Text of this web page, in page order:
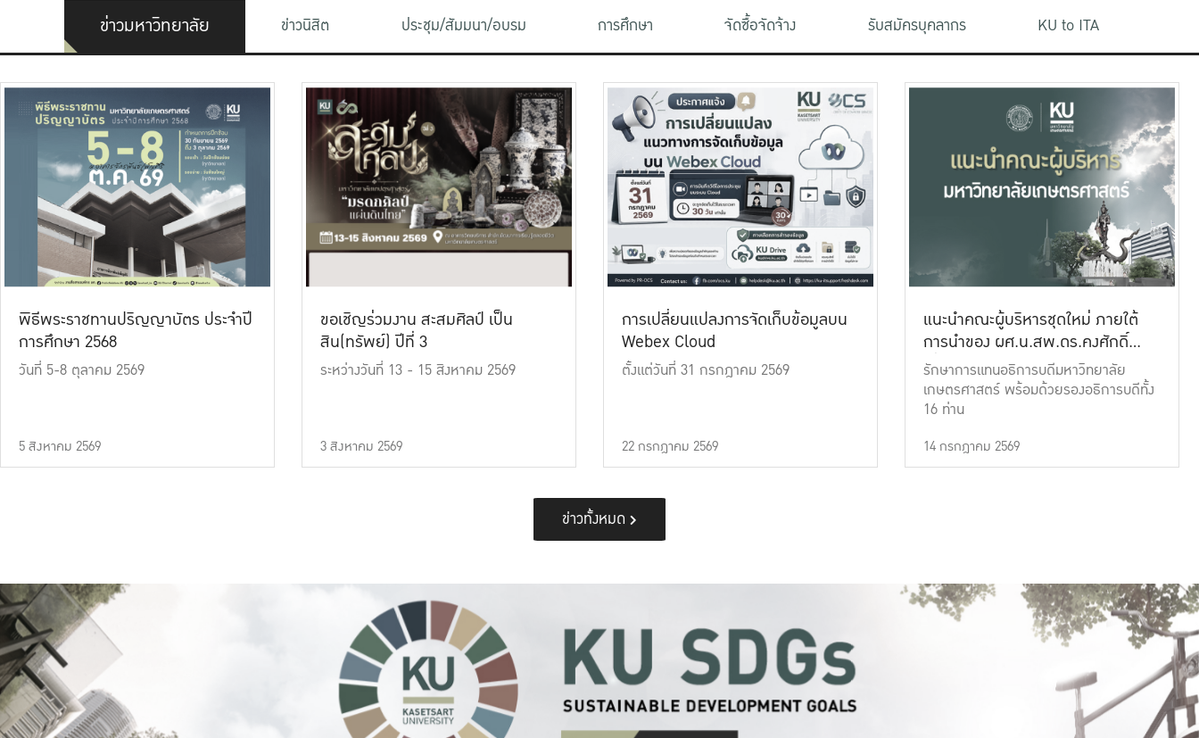
ข่าวมหาวิทยาลัย ข่าวนิสิต ประชุม/สัมมนา/อบรม การศึกษา จัดซื้อจัดจ้าง รับสมัครบุคลากร KU to ITA
พิธีพระราชทานปริญญาบัตร ประจำปี
การศึกษา 2568
วันที่ 5-8 ตุลาคม 2569
5 สิงหาคม 2569
ขอเชิญร่วมงาน สะสมศิลป์ เป็น
สิน(ทรัพย์) ปีที่ 3
ระหว่างวันที่ 13 - 15 สิงหาคม 2569
3 สิงหาคม 2569
การเปลี่ยนแปลงการจัดเก็บข้อมูลบน
Webex Cloud
ตั้งแต่วันที่ 31 กรกฎาคม 2569
22 กรกฎาคม 2569
แนะนำคณะผู้บริหารชุดใหม่ ภายใต้
การนำของ ผศ.น.สพ.ดร.คงศักดิ์
เที่ยงธรรม
รักษาการแทนอธิการบดีมหาวิทยาลัย
เกษตรศาสตร์ พร้อมด้วยรองอธิการบดีทั้ง
16 ท่าน
14 กรกฎาคม 2569
ข่าวทั้งหมด